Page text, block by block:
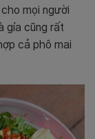
mọi người
gía cũng rất
cả phô mai